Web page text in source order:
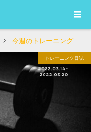
今週のトレーニング
トレーニング日誌